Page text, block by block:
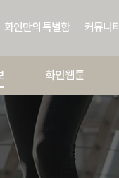
화인만의 특별함 커뮤니티
화인웹툰